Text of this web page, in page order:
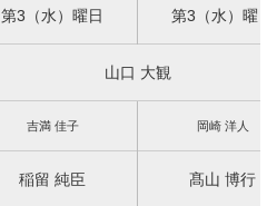
第3（水）曜日 第3（水）曜日
山口 大観
吉満 佳子 岡崎 洋人
稲留 純臣 髙山 博行